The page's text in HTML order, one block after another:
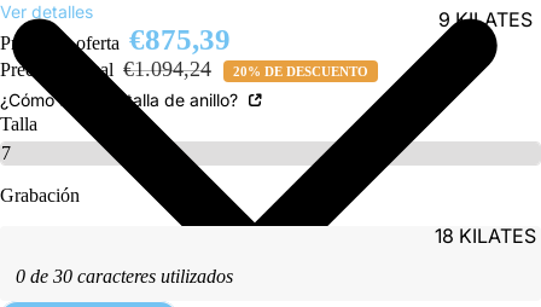
9 KILATES
18 KILATES
Ver detalles
Precio de oferta €875,39
Precio habitual €1.094,24 20% DE DESCUENTO
¿Cómo saber la talla de anillo?
Talla
Grabación
0 de 30 caracteres utilizados